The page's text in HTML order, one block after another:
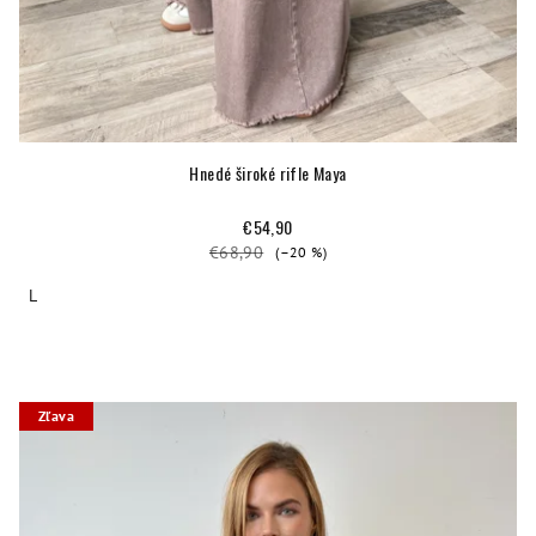
Hnedé široké rifle Maya
€54,90
€68,90 (–20 %)
L
Zľava